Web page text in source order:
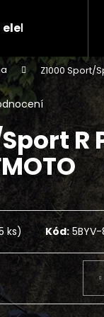
Z1000 Sport/
R
ks) Kód: